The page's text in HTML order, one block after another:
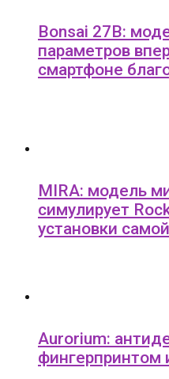
Bonsai 27B:
параметров
смартфоне
MIRA: модель
симулирует
установки
Aurorium:
фингерпринтом